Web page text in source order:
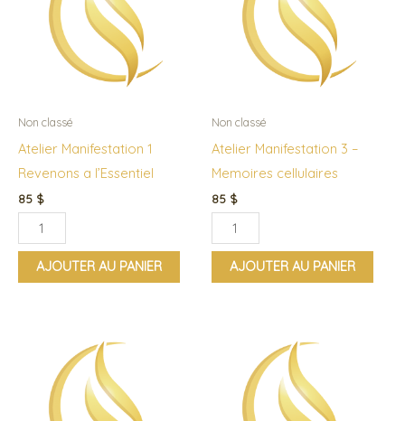
Non classé
Atelier Manifestation 1
Revenons a l’Essentiel
85 $
Manifestation
Revenons
AJOUTER AU PANIER
Non classé
Atelier Manifestation 3 –
Memoires cellulaires
85 $
Manifestation
AJOUTER AU PANIER
Atelier
TRANSFORMATION
Boost
psychologique